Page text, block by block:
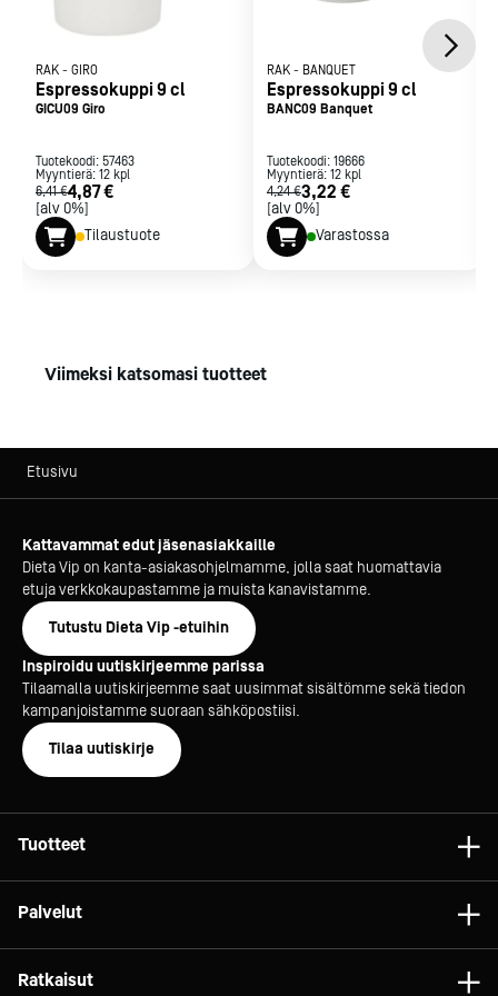
RAK - GIRO
Espressokuppi 9 cl
GICU09 Giro
Tuotekoodi: 57463
Myyntierä: 12 kpl
6,41 €4,87 €
[alv 0%]
Tilaustuote
RAK - BANQUET
Espressokuppi 9 cl
BANC09 Banquet
Tuotekoodi: 19666
Myyntierä: 12 kpl
4,24 €3,22 €
[alv 0%]
Varastossa
Viimeksi katsomasi tuotteet
Etusivu
Kattavammat edut jäsenasiakkaille
Dieta Vip on kanta-asiakasohjelmamme, jolla saat huomattavia
etuja verkkokaupastamme ja muista kanavistamme.
Tutustu Dieta Vip -etuihin
Inspiroidu uutiskirjeemme parissa
Tilaamalla uutiskirjeemme saat uusimmat sisältömme sekä tiedon
kampanjoistamme suoraan sähköpostiisi.
Tilaa uutiskirje
Tuotteet
Tarvikkeet
Palvelut
Konsultointi
Ratkaisut